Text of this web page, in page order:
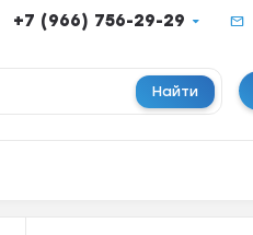
+7 (966) 756-29-29
Найти